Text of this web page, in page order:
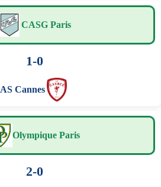
CASG Paris
1-0
AS Cannes
Olympique Paris
2-0